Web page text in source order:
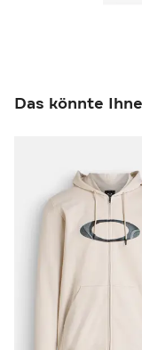
Das könnte